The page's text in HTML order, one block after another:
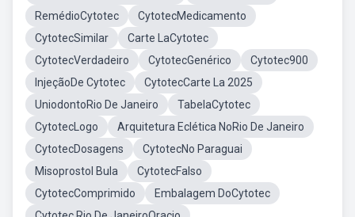
RemédioCytotec
CytotecMedicamento
CytotecSimilar
Carte LaCytotec
CytotecVerdadeiro
CytotecGenérico
Cytotec900
InjeçãoDe Cytotec
CytotecCarte La 2025
UniodontoRio De Janeiro
TabelaCytotec
CytotecLogo
Arquitetura Eclética NoRio De Janeiro
CytotecDosagens
CytotecNo Paraguai
Misoprostol Bula
CytotecFalso
CytotecComprimido
Embalagem DoCytotec